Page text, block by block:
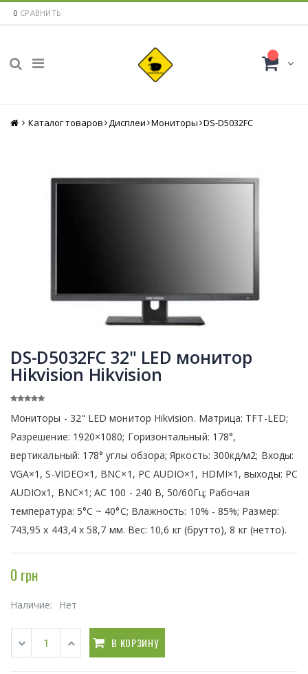
0 СРАВНИТЬ
Главная
Каталог товаров Дисплеи Мониторы DS-D5032FC
DS-D5032FC 32" LED монитор
Hikvision Hikvision
Мониторы - 32" LED монитор Hikvision. Матрица: TFT-LED;
Разрешение: 1920×1080; Горизонтальный: 178°,
вертикальный: 178° углы обзора; Яркость: 300кд/м2; Входы:
VGA×1, S-VIDEO×1, BNC×1, PC AUDIO×1, HDMI×1, выходы: PC
AUDIOx1, BNC×1; АС 100 - 240 В, 50/60Гц; Рабочая
температура: 5°C ~ 40°C; Влажность: 10% - 85%; Размер:
743,95 х 443,4 х 58,7 мм. Вес: 10,6 кг (брутто), 8 кг (нетто).
0 грн
Наличие: Нет
В КОРЗИНУ